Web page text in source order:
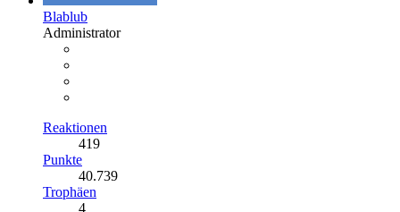
Blablub
Administrator
Reaktionen
419
Punkte
40.739
Trophäen
4